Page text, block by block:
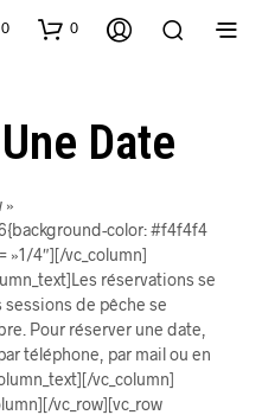
0 0
Date
»
color: #f4f4f4
»1/4″][/vc_column]
réservations se
sessions de pêche se
Pour réserver une date,
téléphone, par mail ou en
vc_column]
vc_row][vc_row